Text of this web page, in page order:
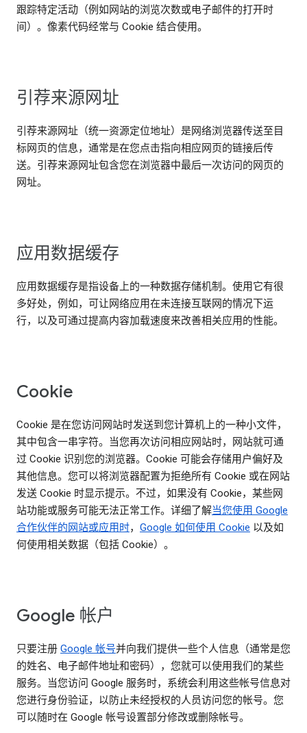
跟踪特定活动（例如网站的浏览次数或电子邮件的打开时
间）。像素代码经常与 Cookie 结合使用。
引荐来源网址
引荐来源网址（统一资源定位地址）是网络浏览器传送至目
标网页的信息，通常是在您点击指向相应网页的链接后传
送。引荐来源网址包含您在浏览器中最后一次访问的网页的
网址。
应用数据缓存
应用数据缓存是指设备上的一种数据存储机制。使用它有很
多好处，例如，可让网络应用在未连接互联网的情况下运
行，以及可通过提高内容加载速度来改善相关应用的性能。
Cookie
Cookie 是在您访问网站时发送到您计算机上的一种小文件，
其中包含一串字符。当您再次访问相应网站时，网站就可通
过 Cookie 识别您的浏览器。Cookie 可能会存储用户偏好及
其他信息。您可以将浏览器配置为拒绝所有 Cookie 或在网站
发送 Cookie 时显示提示。不过，如果没有 Cookie，某些网
站功能或服务可能无法正常工作。详细了解当您使用 Google
合作伙伴的网站或应用时， Google 如何使用 Cookie 以及如
何使用相关数据（包括 Cookie）。
Google 帐户
只要注册 Google 帐号并向我们提供一些个人信息（通常是您
的姓名、电子邮件地址和密码），您就可以使用我们的某些
服务。当您访问 Google 服务时，系统会利用这些帐号信息对
您进行身份验证，以防止未经授权的人员访问您的帐号。您
可以随时在 Google 帐号设置部分修改或删除帐号。